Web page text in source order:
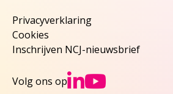
Privacyverklaring
Cookies
Inschrijven NCJ-nieuwsbrief
Volg ons op Ga naar